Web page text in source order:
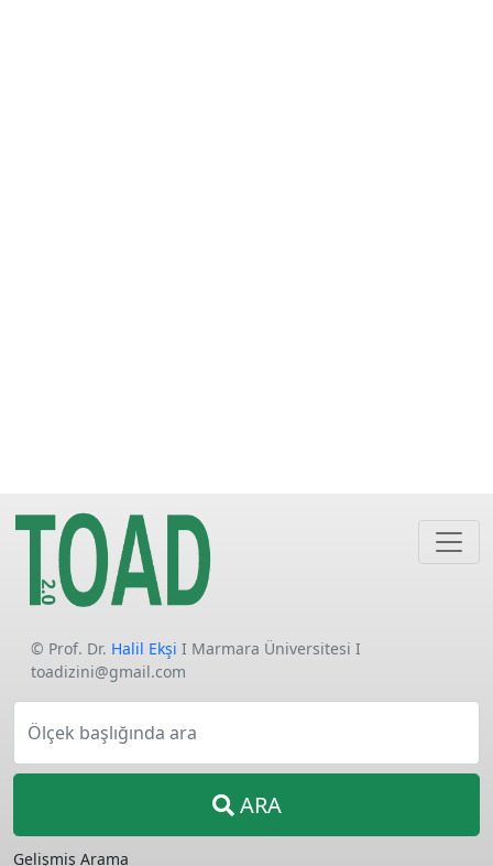
© Prof. Dr. Halil Ekşi I Marmara Üniversitesi I
toadizini@gmail.com
Ölçek başlığında ara
ARA
Gelişmiş Arama